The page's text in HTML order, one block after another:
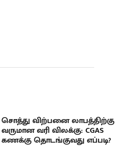
சொத்து விற்பனை லாபத்திற்கு
வருமான வரி விலக்கு: CGAS
கணக்கு தொடங்குவது எப்படி?